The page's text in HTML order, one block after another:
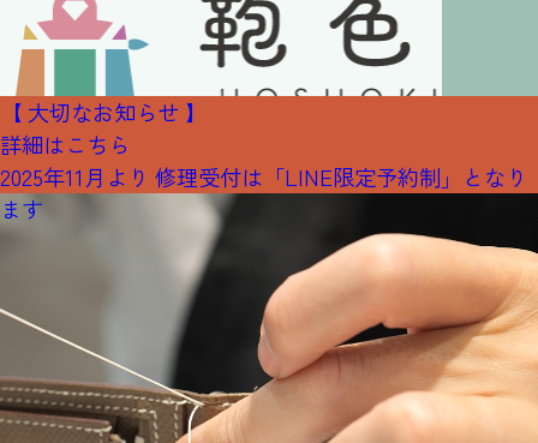
【 大切なお知らせ 】
詳細はこちら
2025年11月より 修理受付は「LINE限定予約制」となり
ます